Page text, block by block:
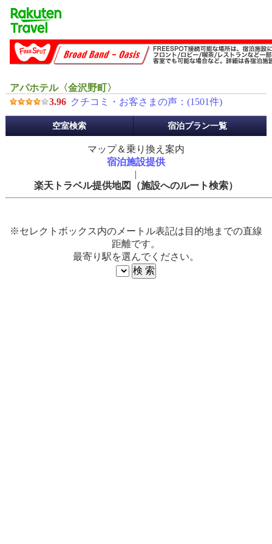
アパホテル〈金沢野町〉
3.96 クチコミ・お客さまの声：(1501件)
約
空室検索 宿泊プラン一覧
マップ＆乗り換え案内
宿泊施設提供
|
楽天トラベル提供地図（施設へのルート検索）
※セレクトボックス内のメートル表記は目的地までの直線
距離です。
最寄り駅を選んでください。